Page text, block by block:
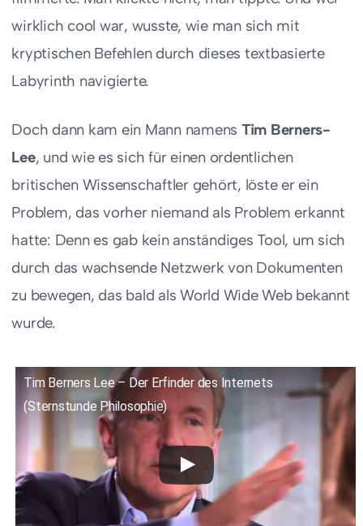
wirklich cool war, wusste, wie man sich mit
kryptischen Befehlen durch dieses textbasierte
Labyrinth navigierte.
Doch dann kam ein Mann namens Tim Berners-
Lee, und wie es sich für einen ordentlichen
britischen Wissenschaftler gehört, löste er ein
Problem, das vorher niemand als Problem erkannt
hatte: Denn es gab kein anständiges Tool, um sich
durch das wachsende Netzwerk von Dokumenten
zu bewegen, das bald als World Wide Web bekannt
wurde.
Tim Berners Lee – Der Erfinder des Internets
(Sternstunde Philosophie)